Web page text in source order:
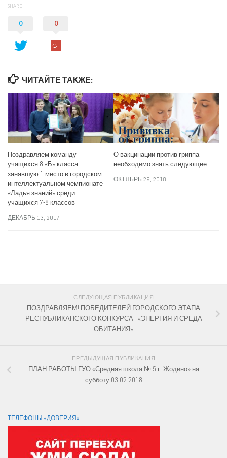
SHARE
0 0
ЧИТАЙТЕ ТАКЖЕ:
Поздравляем команду
учащихся 8 «Б» класса,
занявшую 1 место в городском
интеллектуальном чемпионате
«Ладья знаний» среди
учащихся 7-8 классов
ДЕКАБРЬ 13, 2017
О вакцинации против гриппа
необходимо знать следующее:
ОКТЯБРЬ 29, 2018
СЛЕДУЮЩАЯ ПУБЛИКАЦИЯ
ПОЗДРАВЛЯЕМ! ПОБЕДИТЕЛЕЙ ГОРОДСКОГО ЭТАПА
РЕСПУБЛИКАНСКОГО КОНКУРСА «ЭНЕРГИЯ И СРЕДА
ОБИТАНИЯ»
ПРЕДЫДУЩАЯ ПУБЛИКАЦИЯ
ПЛАН РАБОТЫ ГУО «Средняя школа № 5 г. Жодино» на
субботу 03.02.2018
ТЕЛЕФОНЫ «ДОВЕРИЯ»